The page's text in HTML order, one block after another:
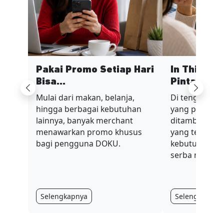
Previous
Pakai Promo Setiap Hari
Bisa...
Mulai dari makan, belanja,
hingga berbagai kebutuhan
lainnya, banyak merchant
menawarkan promo khusus
bagi pengguna DOKU.
Selengkapnya
In This
Pinta...
Di tengah
yang penuh
ditambah
yang terus
kebutuhan
serba mahal.
Selengkapnya
Next